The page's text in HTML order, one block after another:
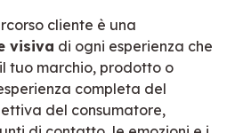
visiva di ogni esperienza che
tuo marchio, prodotto o
completa del
del consumatore,